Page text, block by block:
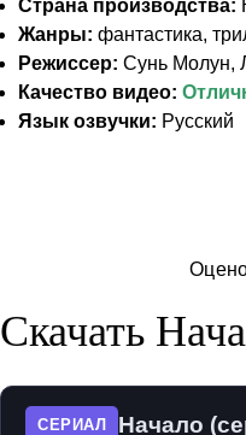
Страна производства:
Жанры: фантастика,
Режиссер: Сунь Молун,
Качество видео:
Язык озвучки: Русский
Скачать
СЕРИАЛ Начало